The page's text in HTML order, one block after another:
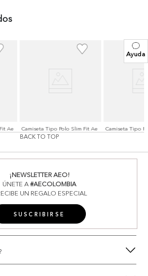
Ayuda
Ae Camiseta Tipo Polo Slim Fit Ae Camiseta Tipo
BACK TO TOP
¡NEWSLETTER AEO!
ÚNETE A#AECOLOMBIA
UN REGALO ESPECIAL
SUSCRIBIRSE